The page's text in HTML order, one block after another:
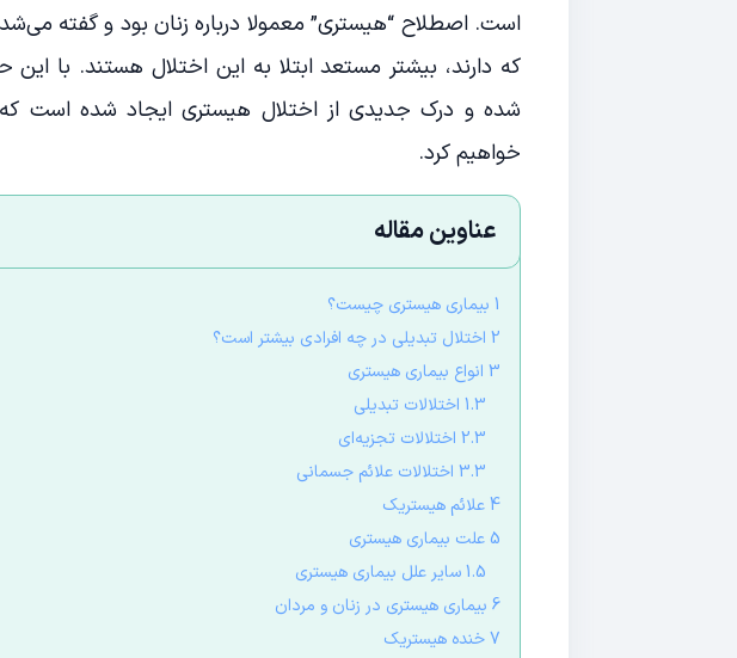
است. اصطلاح “هیستری” معمولا درباره زنان بود و گفته
که دارند، بیشتر مستعد ابتلا به این اختلال هستند. با
شده و درک جدیدی از اختلال هیستری ایجاد شده است که
خواهیم کرد.
عناوین مقاله
1 بیماری هیستری چیست؟
2 اختلال تبدیلی در چه افرادی بیشتر است؟
3 انواع بیماری هیستری
1.3 اختلالات تبدیلی
2.3 اختلالات تجزیه‌ای
3.3 اختلالات علائم جسمانی
4 علائم هیستریک
5 علت بیماری هیستری
1.5 سایر علل بیماری هیستری
6 بیماری هیستری در زنان و مردان
7 خنده هیستریک